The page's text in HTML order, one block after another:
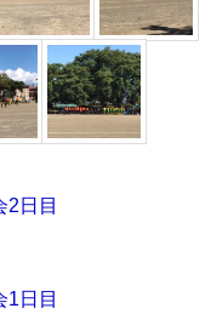
2日目
1日目